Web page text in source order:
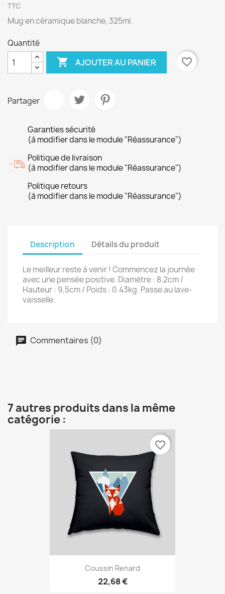
TTC
Mug en céramique blanche, 325ml.
Quantité
 AJOUTER AU PANIER favorite_border
Partager
Garanties sécurité
(à modifier dans le module "Réassurance")
Politique de livraison
(à modifier dans le module "Réassurance")
Politique retours
(à modifier dans le module "Réassurance")
Description Détails du produit
Le meilleur reste à venir ! Commencez la journée
avec une pensée positive. Diamètre : 8,2cm /
Hauteur : 9,5cm / Poids : 0.43kg. Passe au lave-
vaisselle.
Commentaires (0)
7 autres produits dans la même
catégorie :
Coussin Renard
22,68 €
favorite_border